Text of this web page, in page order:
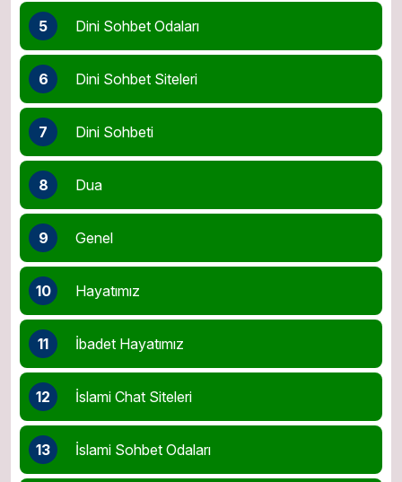
5 Dini Sohbet Odaları
6 Dini Sohbet Siteleri
7 Dini Sohbeti
8 Dua
9 Genel
10 Hayatımız
11 İbadet Hayatımız
12 İslami Chat Siteleri
13 İslami Sohbet Odaları